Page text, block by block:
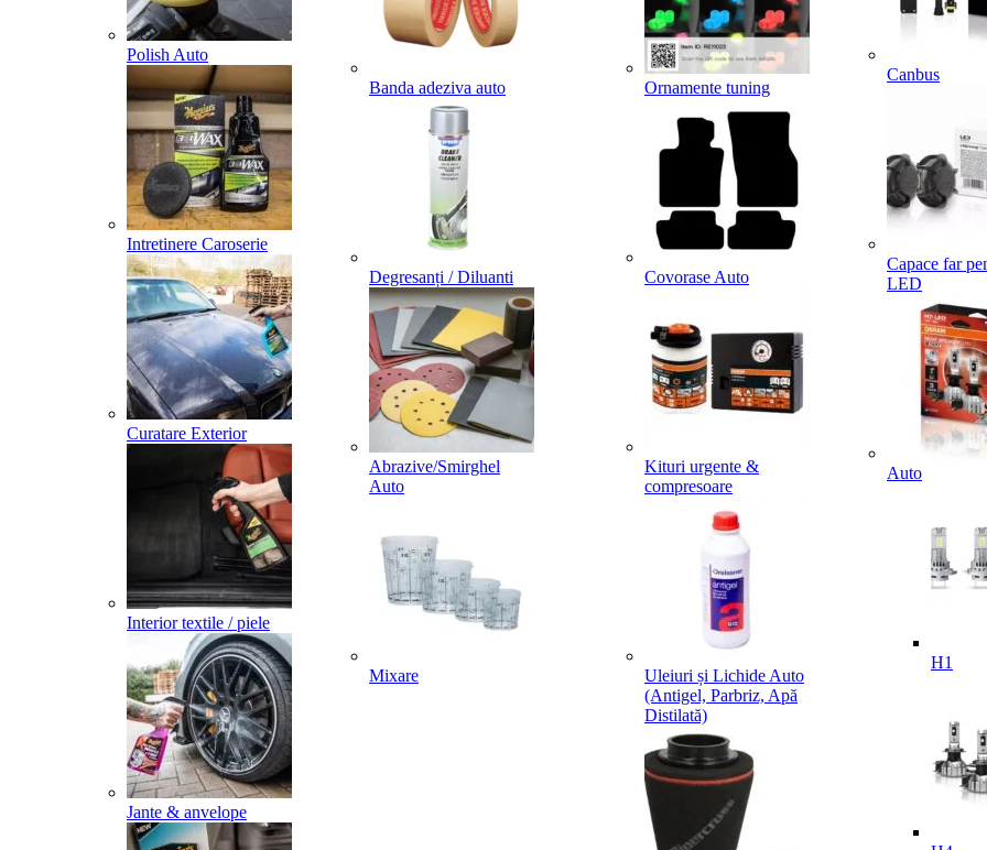
Polish Auto
Intretinere Caroserie
Curatare Exterior
Interior textile / piele
Jante & anvelope
Banda adeziva auto
Degresanți / Diluanti
Abrazive/Smirghel
Auto
Mixare
Ornamente tuning
Covorase Auto
Kituri urgente &
compresoare
Uleiuri și Lichide Auto
(Antigel, Parbriz, Apă
Distilată)
Canbus
Capace far
LED
Auto
H1